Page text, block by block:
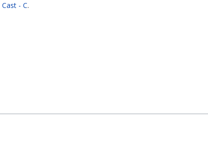
Cast - C.